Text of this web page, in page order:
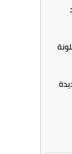
جديدة